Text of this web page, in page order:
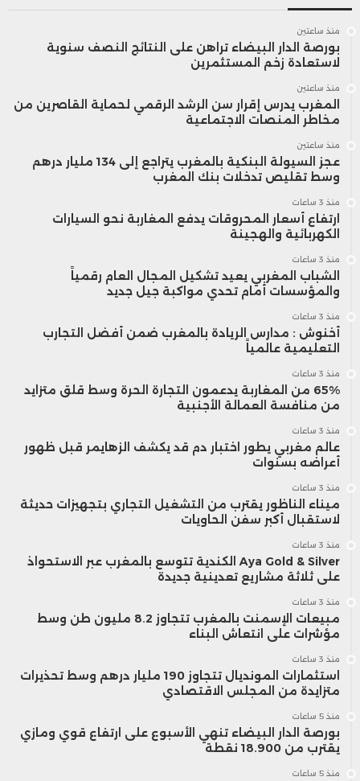
منذ ساعتين
بورصة الدار البيضاء تراهن على النتائج النصف سنوية
لاستعادة زخم المستثمرين
منذ ساعتين
المغرب يدرس إقرار سن الرشد الرقمي لحماية القاصرين من
مخاطر المنصات الاجتماعية
منذ ساعتين
عجز السيولة البنكية بالمغرب يتراجع إلى 134 مليار درهم
وسط تقليص تدخلات بنك المغرب
منذ 3 ساعات
ارتفاع أسعار المحروقات يدفع المغاربة نحو السيارات
الكهربائية والهجينة
منذ 3 ساعات
الشباب المغربي يعيد تشكيل المجال العام رقمياً
والمؤسسات أمام تحدي مواكبة جيل جديد
منذ 3 ساعات
أخنوش : مدارس الريادة بالمغرب ضمن أفضل التجارب
التعليمية عالمياً
منذ 3 ساعات
65% من المغاربة يدعمون التجارة الحرة وسط قلق متزايد
من منافسة العمالة الأجنبية
منذ 3 ساعات
عالم مغربي يطور اختبار دم قد يكشف الزهايمر قبل ظهور
أعراضه بسنوات
منذ 3 ساعات
ميناء الناظور يقترب من التشغيل التجاري بتجهيزات حديثة
لاستقبال أكبر سفن الحاويات
منذ 3 ساعات
Aya Gold & Silver الكندية تتوسع بالمغرب عبر الاستحواذ
على ثلاثة مشاريع تعدينية جديدة
منذ 3 ساعات
مبيعات الإسمنت بالمغرب تتجاوز 8.2 مليون طن وسط
مؤشرات على انتعاش البناء
منذ 3 ساعات
استثمارات المونديال تتجاوز 190 مليار درهم وسط تحذيرات
متزايدة من المجلس الاقتصادي
منذ 5 ساعات
بورصة الدار البيضاء تنهي الأسبوع على ارتفاع قوي ومازي
يقترب من 18.900 نقطة
منذ 5 ساعات